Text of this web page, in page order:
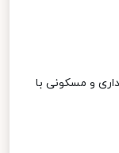
و مسکونی با